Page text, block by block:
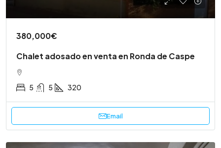
380,000€
Chalet adosado en venta en Ronda de Caspe
5 5 320
Email